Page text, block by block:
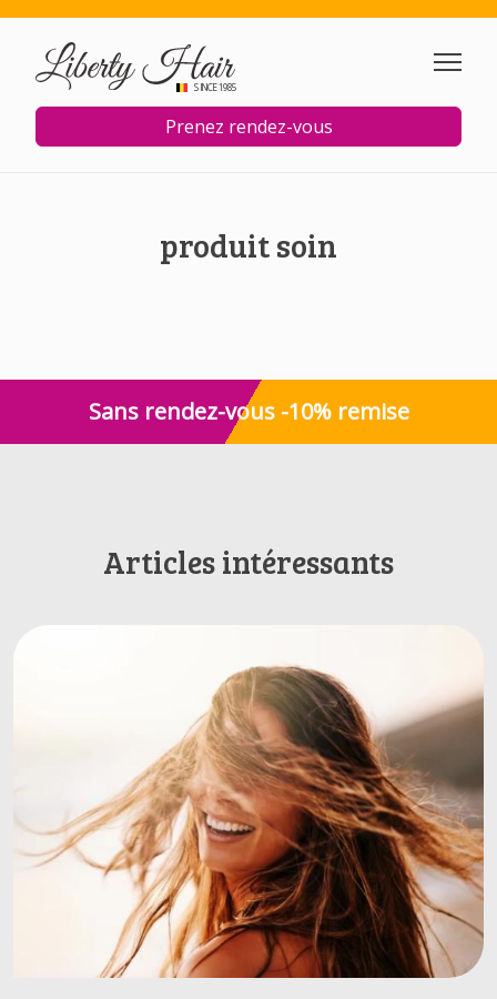
Aller au contenu principal
SINCE 1985
Prenez rendez-vous
produit soin
Sans rendez-vous -10% remise
Articles intéressants